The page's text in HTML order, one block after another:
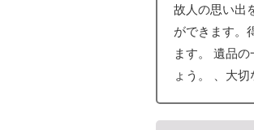
故人の思い出
ができます。
ます。 遺品
ょう。 、大